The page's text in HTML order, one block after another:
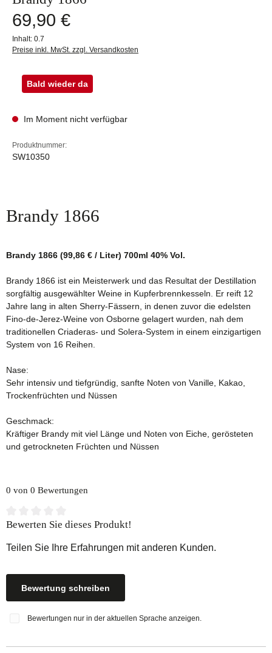
Regulärer Preis:
69,90 €
Inhalt:0.7
Preise inkl. MwSt. zzgl. Versandkosten
Bald wieder da
Im Moment nicht verfügbar
Produktnummer:
SW10350
Brandy 1866
Brandy 1866 (99,86 € / Liter) 700ml 40% Vol.
Brandy 1866 ist ein Meisterwerk und das Resultat der Destillation
sorgfältig ausgewählter Weine in Kupferbrennkesseln. Er reift 12
Jahre lang in alten Sherry-Fässern, in denen zuvor die edelsten
Fino-de-Jerez-Weine von Osborne gelagert wurden, nah dem
traditionellen Criaderas- und Solera-System in einem einzigartigen
System von 16 Reihen.
Nase:
Sehr intensiv und tiefgründig, sanfte Noten von Vanille, Kakao,
Trockenfrüchten und Nüssen
Geschmack:
Kräftiger Brandy mit viel Länge und Noten von Eiche, gerösteten
und getrockneten Früchten und Nüssen
0 von 0 Bewertungen
Durchschnittliche Bewertung von 0 von 5 Sternen
Bewerten Sie dieses Produkt!
Teilen Sie Ihre Erfahrungen mit anderen Kunden.
Bewertung schreiben
Bewertungen nur in der aktuellen Sprache anzeigen.